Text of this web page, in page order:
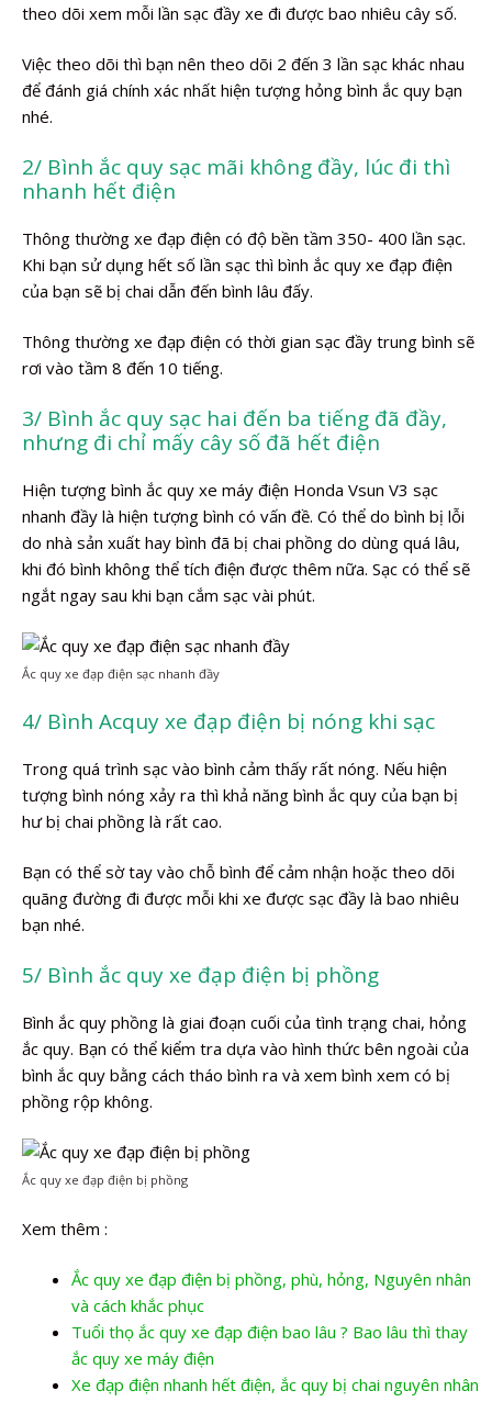
theo dõi xem mỗi lần sạc đầy xe đi được bao nhiêu cây số.
Việc theo dõi thì bạn nên theo dõi 2 đến 3 lần sạc khác nhau
để đánh giá chính xác nhất hiện tượng hỏng bình ắc quy bạn
nhé.
2/ Bình ắc quy sạc mãi không đầy, lúc đi thì
nhanh hết điện
Thông thường xe đạp điện có độ bền tầm 350- 400 lần sạc.
Khi bạn sử dụng hết số lần sạc thì bình ắc quy xe đạp điện
của bạn sẽ bị chai dẫn đến bình lâu đấy.
Thông thường xe đạp điện có thời gian sạc đầy trung bình sẽ
rơi vào tầm 8 đến 10 tiếng.
3/ Bình ắc quy sạc hai đến ba tiếng đã đầy,
nhưng đi chỉ mấy cây số đã hết điện
Hiện tượng bình ắc quy xe máy điện Honda Vsun V3 sạc
nhanh đầy là hiện tượng bình có vấn đề. Có thể do bình bị lỗi
do nhà sản xuất hay bình đã bị chai phồng do dùng quá lâu,
khi đó bình không thể tích điện được thêm nữa. Sạc có thể sẽ
ngắt ngay sau khi bạn cắm sạc vài phút.
Ắc quy xe đạp điện sạc nhanh đầy
4/ Bình Acquy xe đạp điện bị nóng khi sạc
Trong quá trình sạc vào bình cảm thấy rất nóng. Nếu hiện
tượng bình nóng xảy ra thì khả năng bình ắc quy của bạn bị
hư bị chai phồng là rất cao.
Bạn có thể sờ tay vào chỗ bình để cảm nhận hoặc theo dõi
quãng đường đi được mỗi khi xe được sạc đầy là bao nhiêu
bạn nhé.
5/ Bình ắc quy xe đạp điện bị phồng
Bình ắc quy phồng là giai đoạn cuối của tình trạng chai, hỏng
ắc quy. Bạn có thể kiểm tra dựa vào hình thức bên ngoài của
bình ắc quy bằng cách tháo bình ra và xem bình xem có bị
phồng rộp không.
Ắc quy xe đạp điện bị phồng
Xem thêm :
Ắc quy xe đạp điện bị phồng, phù, hỏng, Nguyên nhân
và cách khắc phục
Tuổi thọ ắc quy xe đạp điện bao lâu ? Bao lâu thì thay
ắc quy xe máy điện
Xe đạp điện nhanh hết điện, ắc quy bị chai nguyên nhân